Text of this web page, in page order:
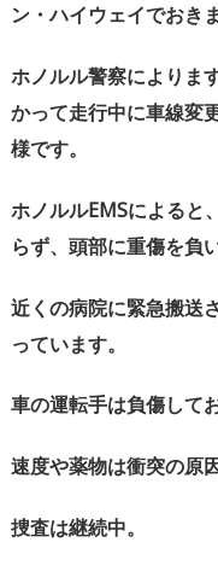
ン・ハイウェイでおき
ホノルル警察によります
かって走行中に車線変
様です。
ホノルルEMSによると
らず、 頭部に重傷を負
近くの病院に緊急搬送
っています。
車の運転手は負傷して
速度や薬物は衝突の原
捜査は継続中。